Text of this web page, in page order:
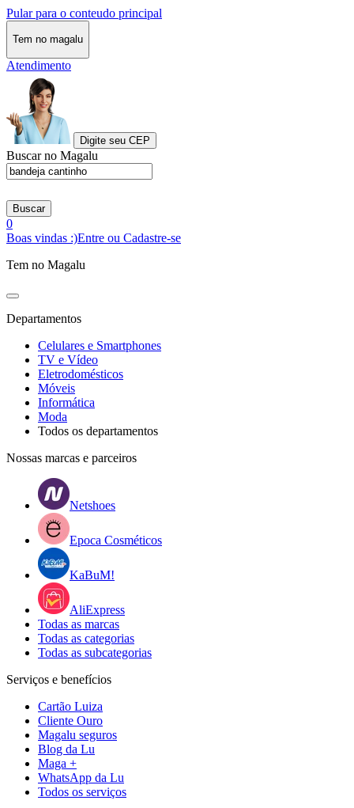
Pular para o conteudo principal
Tem no magalu
Atendimento
Digite seu CEP
Buscar no Magalu
Buscar
0
Boas vindas :)Entre ou Cadastre-se
Tem no Magalu
Departamentos
Celulares e Smartphones
TV e Vídeo
Eletrodomésticos
Móveis
Informática
Moda
Todos os departamentos
Nossas marcas e parceiros
Netshoes
Epoca Cosméticos
KaBuM!
AliExpress
Todas as marcas
Todas as categorias
Todas as subcategorias
Serviços e benefícios
Cartão Luiza
Cliente Ouro
Magalu seguros
Blog da Lu
Maga +
WhatsApp da Lu
Todos os serviços